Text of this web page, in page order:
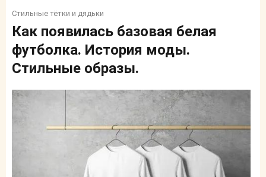
Стильные тётки и дядьки
Как появилась базовая белая
футболка. История моды.
Стильные образы.